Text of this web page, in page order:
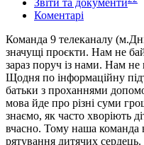
Коментарі
Команда 9 телеканалу
значущі проєкти. Нам не
зараз поруч із нами. Нам не
Щодня по інформаційну
батьки з проханнями
мова йде про різні суми
знаємо, як часто хворіють
вчасно. Тому наша команда
рятування дитячих сердець.